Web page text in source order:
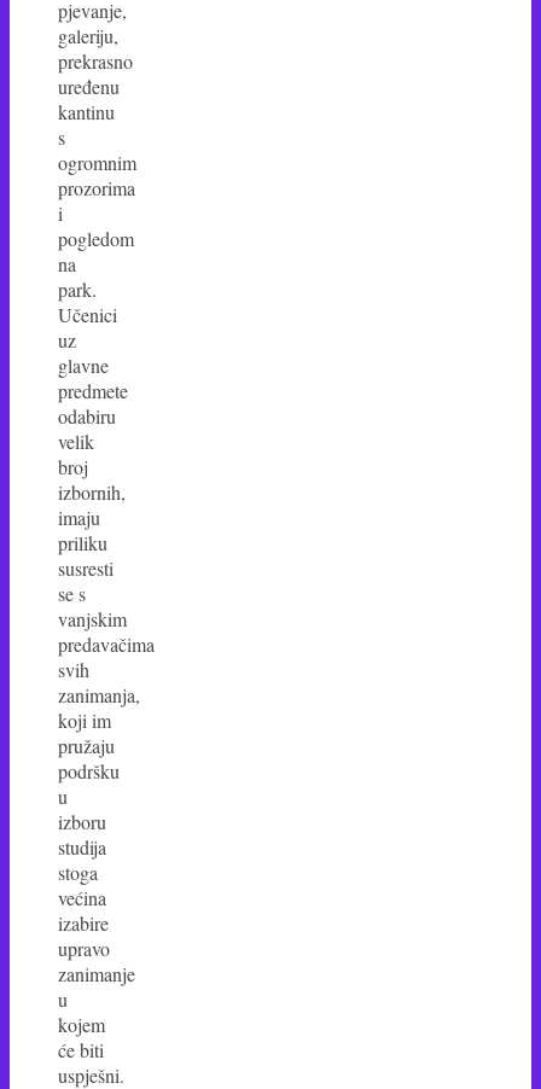
pjevanje,
galeriju,
prekrasno
uređenu
kantinu
s
ogromnim
prozorima
i
pogledom
na
park.
Učenici
uz
glavne
predmete
odabiru
velik
broj
izbornih,
imaju
priliku
susresti
se s
vanjskim
predavačima
svih
zanimanja,
koji im
pružaju
podršku
u
izboru
studija
stoga
većina
izabire
upravo
zanimanje
u
kojem
će biti
uspješni.